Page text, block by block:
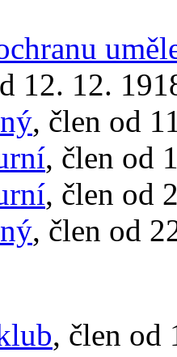
12. 12.
, člen od
, člen od
, člen od
, člen od
, člen od